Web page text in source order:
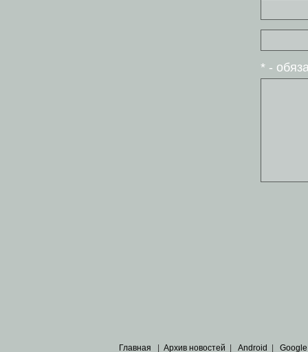
* -
Главная | Архив новостей | Android | Google